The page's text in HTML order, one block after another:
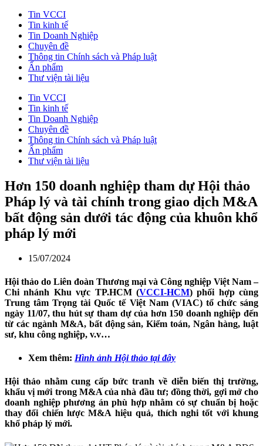
Tin VCCI
Tin kinh tế
Tin Doanh Nghiệp
Chuyên đề
Thông tin Chính sách và Pháp luật
Ấn phẩm
Thư viện tài liệu
Tin VCCI
Tin kinh tế
Tin Doanh Nghiệp
Chuyên đề
Thông tin Chính sách và Pháp luật
Ấn phẩm
Thư viện tài liệu
Hơn 150 doanh nghiệp tham dự Hội thảo
Pháp lý và tài chính trong giao dịch M&A
bất động sản dưới tác động của khuôn khổ
pháp lý mới
15/07/2024
Hội thảo do Liên đoàn Thương mại và Công nghiệp Việt Nam –
Chi nhánh Khu vực TP.HCM (VCCI-HCM) phối hợp cùng
Trung tâm Trọng tài Quốc tế Việt Nam (VIAC) tổ chức sáng
ngày 11/07,thu hút sự tham dự của hơn 150 doanh nghiệp đến
từ các ngành M&A, bất động sản, Kiểm toán, Ngân hàng, luật
sư, khu công nghiệp, v.v…
Xem thêm: Hình ảnh Hội thảo tại đây
Hội thảo nhằm cung cấp bức tranh về diễn biến thị trường,
khẩu vị mới trong M&A của nhà đầu tư; đồng thời, gợi mở cho
doanh nghiệp phương án phù hợp nhằm có sự chuẩn bị hoặc
thay đổi chiến lược M&A hiệu quả, thích nghi tốt với khung
khổ pháp lý mới.